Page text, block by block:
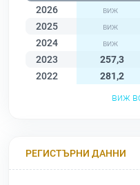
2026
2025
2024
2023
257,3
2022
281,2
виж
РЕГИСТЪРНИ ДАННИ